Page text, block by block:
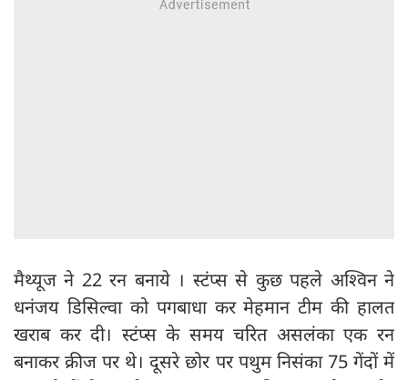
मैथ्यूज ने 22 रन बनाये । स्टंप्स से कुछ पहले अश्विन ने
धनंजय डिसिल्वा को पगबाधा कर मेहमान टीम की हालत
खराब कर दी। स्टंप्स के समय चरित असलंका एक रन
बनाकर क्रीज पर थे। दूसरे छोर पर पथुम निसंका 75 गेंदों में